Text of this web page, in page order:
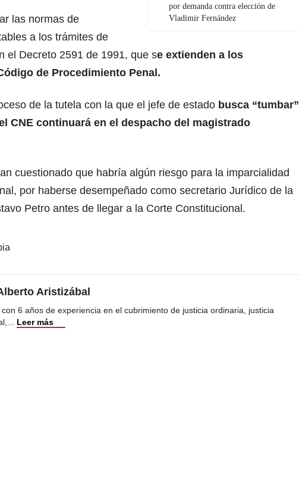
por demanda contra elección de
Vladimir Fernández
las normas de
a los trámites de
el Decreto 2591 de 1991, que se extienden a los
de Procedimiento Penal.
de la tutela con la que el jefe de estado busca “tumbar”
CNE continuará en el despacho del magistrado
cuestionado que habría algún riesgo para la imparcialidad
por haberse desempeñado como secretario Jurídico de la
Petro antes de llegar a la Corte Constitucional.
Aristizábal
con 6 años de experiencia en el cubrimiento de justicia ordinaria, justicia
... Leer más